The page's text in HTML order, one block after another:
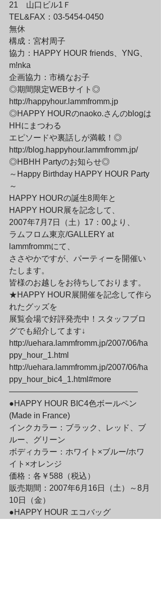
21　山口ビル1Ｆ
TEL&FAX：03-5454-0450
無休
構成：宮村周子
協力：HAPPY HOUR friends、YNG、
m!nka
企画協力：市橋なお子
◎期間限定WEBサイト◎
http://happyhour.lammfromm.jp
◎HAPPY HOURのnaoko.さんのblogは
HHにまつわる
エピソードや裏話しが満載！◎
http://blog.happyhour.lammfromm.jp/
◎HBHH Partyのお知らせ◎
～Happy Birthday HAPPY HOUR Party
～
HAPPY HOURの誕生8周年と
HAPPY HOUR展を記念して、
2007年7月7日（土）17：00より、
ラムフロム東京/GALLERY at
lammfrommにて、
ささやかですが、パーティーを開催い
たします。
皆様のお越しをお待ちしております。
★HAPPY HOUR展開催を記念して作ら
れたグッズを
展覧会場で好評発売中！スタッフブロ
グでも紹介してます↓
http://uehara.lammfromm.jp/2007/06/ha
ppy_hour_1.html
http://uehara.lammfromm.jp/2007/06/ha
ppy_hour_bic4_1.html#more
————————————————
●HAPPY HOUR BIC4色ボールペン
(Made in France)
インクカラー：ブラック、レッド、ブ
ルー、グリーン
ボディカラー：ホワイト×ブルー/ホワ
イト×オレンジ
価格：各￥588（税込）
販売期間：2007年6月16日（土）～8月
10日（金）
●HAPPY HOUR エコバッグ